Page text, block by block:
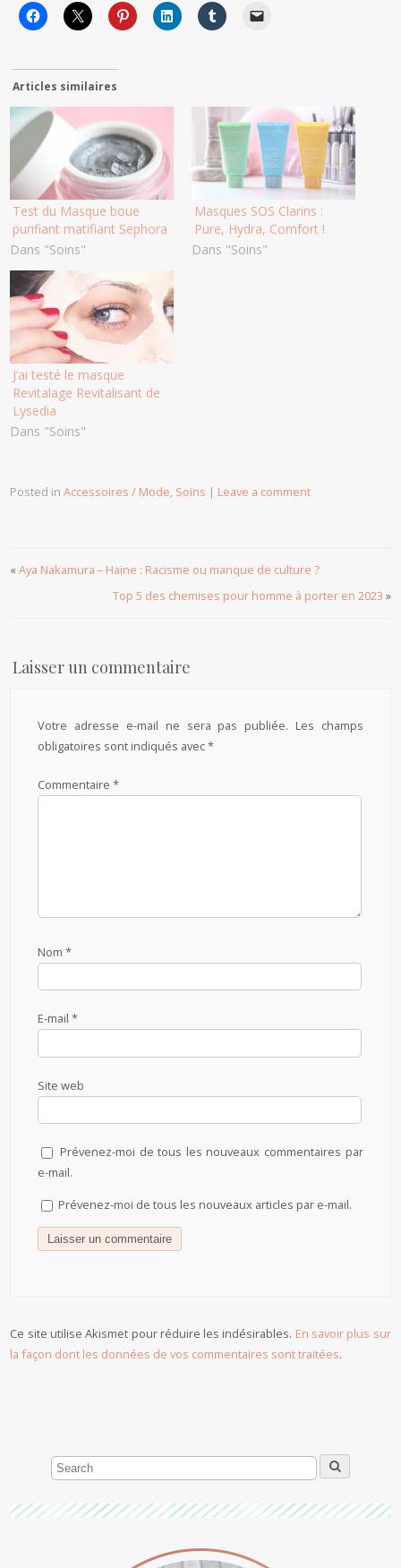
Articles similaires
Test du Masque boue
purifiant matifiant Sephora
Dans "Soins"
Masques SOS Clarins :
Pure, Hydra, Comfort !
Dans "Soins"
J’ai testé le masque
Revitalage Revitalisant de
Lysedia
Dans "Soins"
Posted inAccessoires / Mode, Soins | Leave a comment
«Aya Nakamura – Haine : Racisme ou manque de culture ?
Top 5 des chemises pour homme à porter en 2023 »
Laisser un commentaire
Votre adresse e-mail ne sera pas publiée. Les champs
obligatoires sont indiqués avec*
Commentaire*
Nom*
E-mail*
Site web
Prévenez-moi de tous les nouveaux commentaires par
e-mail.
Prévenez-moi de tous les nouveaux articles par e-mail.
Ce site utilise Akismet pour réduire les indésirables. En savoir plus sur
la façon dont les données de vos commentaires sont traitées.